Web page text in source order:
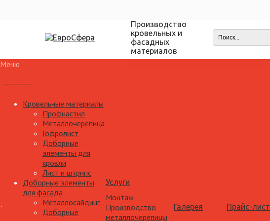
Производство
кровельных и
фасадных
материалов
Меню
Кровельные материалы
Профнастил
Металлочерепица
Гофролист
Доборные
элементы для
кровли
Лист и штрипс
Доборные элементы
для фасада
Металлосайдинг
Доборные
Услуги
Монтаж
Производство
металлочерепицы
Галерея Прайс-лист